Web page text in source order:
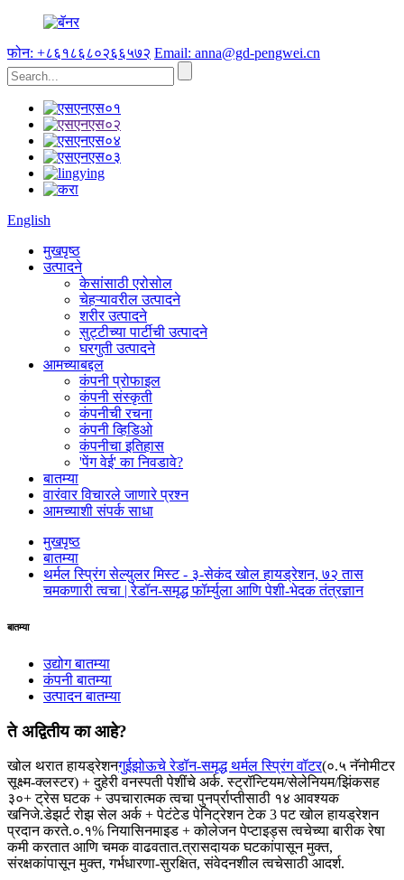
फोन: +८६१८६८०२६६५७२ Email: anna@gd-pengwei.cn
English
मुखपृष्ठ
उत्पादने
केसांसाठी एरोसोल
चेहऱ्यावरील उत्पादने
शरीर उत्पादने
सुट्टीच्या पार्टीची उत्पादने
घरगुती उत्पादने
आमच्याबद्दल
कंपनी प्रोफाइल
कंपनी संस्कृती
कंपनीची रचना
कंपनी व्हिडिओ
कंपनीचा इतिहास
'पेंग वेई' का निवडावे?
बातम्या
वारंवार विचारले जाणारे प्रश्न
आमच्याशी संपर्क साधा
मुखपृष्ठ
बातम्या
थर्मल स्प्रिंग सेल्युलर मिस्ट‌ - ३-सेकंद खोल हायड्रेशन, ७२ तास
चमकणारी त्वचा | रेडॉन-समृद्ध फॉर्म्युला आणि पेशी-भेदक तंत्रज्ञान
बातम्या
उद्योग बातम्या
कंपनी बातम्या
उत्पादन बातम्या
ते अद्वितीय का आहे?
खोल थरात हायड्रेशनगुईझोऊचे रेडॉन-समृद्ध थर्मल स्प्रिंग वॉटर(०.५ नॅनोमीटर
सूक्ष्म-क्लस्टर) + दुहेरी वनस्पती पेशींचे अर्क. स्ट्रॉन्टियम/सेलेनियम/झिंकसह
३०+ ट्रेस घटक + उपचारात्मक त्वचा पुनर्प्राप्तीसाठी १४ आवश्यक
खनिजे.डेझर्ट रोझ सेल अर्क + पेटंटेड पेनिट्रेशन टेक 3 पट खोल हायड्रेशन
प्रदान करते.०.१% नियासिनमाइड + कोलेजन पेप्टाइड्स त्वचेच्या बारीक रेषा
कमी करतात आणि चमक वाढवतात.त्रासदायक घटकांपासून मुक्त,
संरक्षकांपासून मुक्त, गर्भधारणा-सुरक्षित, संवेदनशील त्वचेसाठी आदर्श.